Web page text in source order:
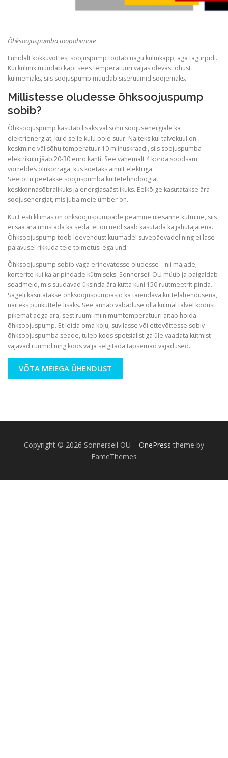
Õhksoojuspumba tööpõhimõte
Lühidalt kokkuvõttes, soojuspump töötab nagu külmkapp, aga tagurpidi.
Kui külmik muudab kapi sees temperatuuri väljas olevast õhust
külmemaks, siis soojuspump muudab siseruumid soojemaks.
Millistesse oludesse õhksoojuspump
sobib?
Õhksoojuspump kasutab lisaks välisõhu soojusenergiale ka
elektrienergiat, kuid selle kulu pole suur. Näiteks kui talvekuul on
keskmine välisõhu temperatuur 10 miinuskraadi, siis soojuspumba
elektrikulu jääb 20-30 euro kanti. See vähemalt 4 korda soodsam
võrreldes olukorraga, kus köetaks ainult elektriga.
Seetõttu peetakse soojuspumba küttetehnoloogiat
keskkonnasõbralikuks ja energiasäästlikuks. Eelkõige kasutatakse ära
soojusenergiat, mis juba meie ümber on.
Kui Eesti kliimas on õhksoojuspumpade peamine ülesanne kütmine, siis
ei saa ära unustada ka seda, et on neid saab kasutada ka jahutajatena.
Õhksoojuspump toob leevendust kuumadel suvepäevadel ning ei lase
palavusel rikkuda teie toimetusi ega und.
Õhksoojuspump sobib väga erinevatesse oludesse – nii majade,
korterite kui ka äripindade kütmiseks. Sonnerseil OÜ müüb ja paigaldab
seadmeid, mis suudavad üksinda ära kütta kuni 150 ruutmeetrit pinda.
Sageli kasutatakse õhksoojuspumpasid ka täiendava küttelahendusena,
näiteks puuküttele lisaks. See annab vabaduse olla külmal talvel kodust
pikemat aega ära, sest ruumi miinimumtemperatuuri aitab hoida
õhksoojuspump. Et leida oma koju, suvilasse või ettevõttesse sobiv
õhksoojuspumba seade, tuleb koos spetsialistiga üle vaadata kütmist
vajavad ruumid ning koos välja selgitada täpsemad vajadused.
VÕTA MEIEGA ÜHENDUST
Copyright © 2026 Sonnerseil OÜ – OnePress theme by
FameThemes